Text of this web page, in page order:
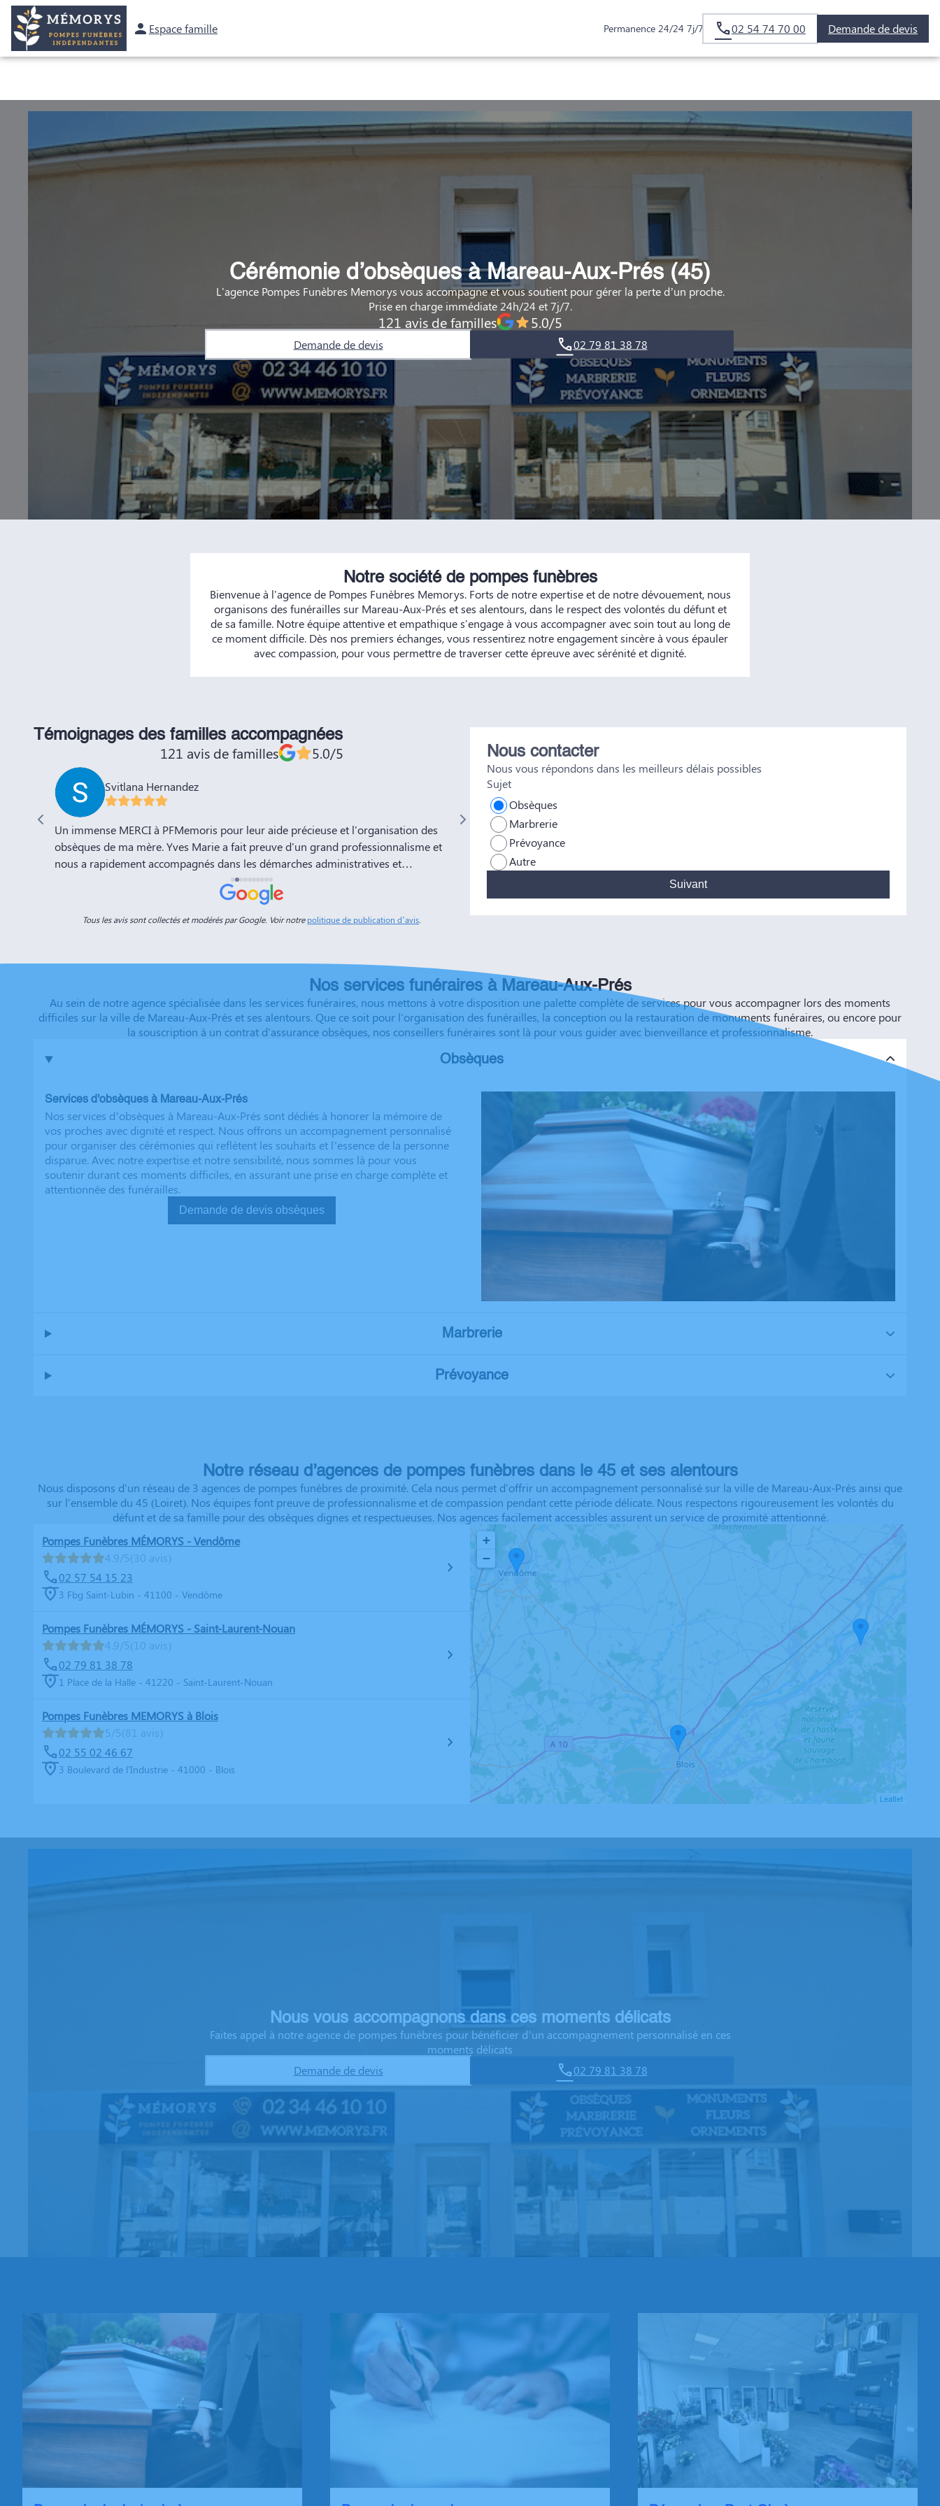
Espace famille Permanence 24/24 7j/7 02 54 74 70 00 Demande de devis
OBSÈQUES PRÉVOYANCE MARBRERIE
Cérémonie d’obsèques à Mareau-Aux-Prés (45)
L'agence Pompes Funèbres Memorys vous accompagne et vous soutient pour gérer la perte d’un proche.
Prise en charge immédiate 24h/24 et 7j/7.
121 avis de familles 5.0/5
Demande de devis 02 79 81 38 78
Notre société de pompes funèbres
Bienvenue à l'agence de Pompes Funèbres Memorys. Forts de notre expertise et de notre dévouement, nous
organisons des funérailles sur Mareau-Aux-Prés et ses alentours, dans le respect des volontés du défunt et
de sa famille. Notre équipe attentive et empathique s'engage à vous accompagner avec soin tout au long de
ce moment difficile. Dès nos premiers échanges, vous ressentirez notre engagement sincère à vous épauler
avec compassion, pour vous permettre de traverser cette épreuve avec sérénité et dignité.
Témoignages des familles accompagnées
121 avis de familles 5.0/5
Svitlana Hernandez
Un immense MERCI à PFMemoris pour leur aide précieuse et l'organisation des
obsèques de ma mère. Yves Marie a fait preuve d'un grand professionnalisme et
nous a rapidement accompagnés dans les démarches administratives et
l'organisation de la cérémonie d'adieu. Nous souhaitons à votre entreprise
prospérité et succès et la recommandons vivement à tous nos amis et
connaissances. Dans ces moments de deuil, des personnes comme Yves Marie et
futurs clients. Cordialement famille HERNANDEZ
Not No
Très bien était accueillie , très bon conseil Je vous remercie pour tout
Tous les avis sont collectés et modérés par Google. Voir notrepolitique de publication d’avis
Nous contacter
Nous vous répondons dans les meilleurs délais possibles
Sujet
Obsèques
Marbrerie
Prévoyance
Autre
Suivant
Nos services funéraires à Mareau-Aux-Prés
Au sein de notre agence spécialisée dans les services funéraires, nous mettons à votre disposition une palette complète de services pour vous accompagner lors des moments
difficiles sur la ville de Mareau-Aux-Prés et ses alentours. Que ce soit pour l'organisation des funérailles, la conception ou la restauration de monuments funéraires, ou encore pour
la souscription à un contrat d'assurance obsèques, nos conseillers funéraires sont là pour vous guider avec bienveillance et professionnalisme.
Obsèques
Services d'obsèques à Mareau-Aux-Prés
Nos services d’obsèques à Mareau-Aux-Prés sont dédiés à honorer la mémoire de
vos proches avec dignité et respect. Nous offrons un accompagnement personnalisé
pour organiser des cérémonies qui reflètent les souhaits et l’essence de la personne
disparue. Avec notre expertise et notre sensibilité, nous sommes là pour vous
soutenir durant ces moments difficiles, en assurant une prise en charge complète et
attentionnée des funérailles.
Demande de devis obsèques
Marbrerie
Prévoyance
Notre réseau d’agences de pompes funèbres dans le 45 et ses alentours
Nous disposons d'un réseau de 3 agences de pompes funèbres de proximité. Cela nous permet d'offrir un accompagnement personnalisé sur la ville de Mareau-Aux-Prés ainsi que
sur l'ensemble du 45 (Loiret). Nos équipes font preuve de professionnalisme et de compassion pendant cette période délicate. Nous respectons rigoureusement les volontés du
défunt et de sa famille pour des obsèques dignes et respectueuses. Nos agences facilement accessibles assurent un service de proximité attentionné.
Pompes Funèbres MÉMORYS - Vendôme
4.9/5(30 avis)
02 57 54 15 23
3 Fbg Saint-Lubin - 41100 - Vendôme
Pompes Funèbres MÉMORYS - Saint-Laurent-Nouan
4.9/5(10 avis)
02 79 81 38 78
1 Place de la Halle - 41220 - Saint-Laurent-Nouan
Pompes Funèbres MEMORYS à Blois
5/5(81 avis)
02 55 02 46 67
3 Boulevard de l'Industrie - 41000 - Blois
+
−
Leaflet
Nous vous accompagnons dans ces moments délicats
Faites appel à notre agence de pompes funèbres pour bénéficier d’un accompagnement personnalisé en ces
moments délicats
Demande de devis
02 79 81 38 78